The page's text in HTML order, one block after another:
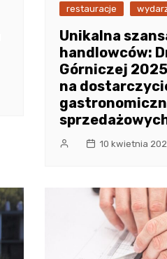
restauracje
Unikalna
handlowców:
Górniczej
na
10 kwietnia